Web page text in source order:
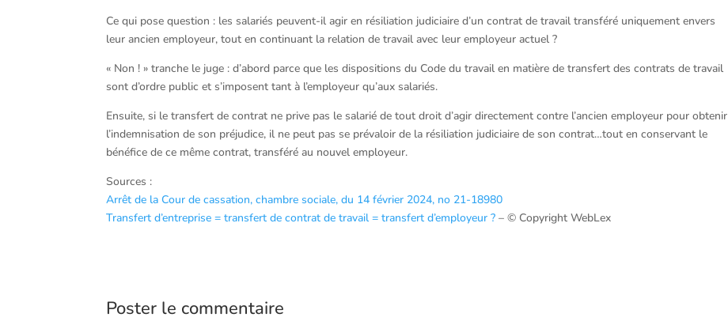
Ce qui pose question : les salariés peuvent-il agir en résiliation judiciaire d’un contrat de travail transféré uniquement envers
leur ancien employeur, tout en continuant la relation de travail avec leur employeur actuel ?
« Non ! » tranche le juge : d’abord parce que les dispositions du Code du travail en matière de transfert des contrats de travail
sont d’ordre public et s’imposent tant à l’employeur qu’aux salariés.
Ensuite, si le transfert de contrat ne prive pas le salarié de tout droit d’agir directement contre l’ancien employeur pour obtenir
l’indemnisation de son préjudice, il ne peut pas se prévaloir de la résiliation judiciaire de son contrat…tout en conservant le
bénéfice de ce même contrat, transféré au nouvel employeur.
Sources :
Arrêt de la Cour de cassation, chambre sociale, du 14 février 2024, no 21-18980
Transfert d’entreprise = transfert de contrat de travail = transfert d’employeur ? – © Copyright WebLex
Poster le commentaire